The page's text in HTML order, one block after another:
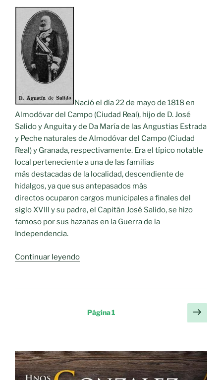
Nació el día 22 de mayo de 1818 en
Almodóvar del Campo (Ciudad Real), hijo de D. José
Salido y Anguita y de Da María de las Angustias Estrada
y Peche naturales de Almodóvar del Campo (Ciudad
Real) y Granada, respectivamente. Era el típico notable
local perteneciente a una de las familias
más destacadas de la localidad, descendiente de
hidalgos, ya que sus antepasados más
directos ocuparon cargos municipales a finales del
siglo XVIII y su padre, el Capitán José Salido, se hizo
famoso por sus hazañas en la Guerra de la
Independencia.
Continuar leyendo«D.
Y
(Propietario
escritor,
abogado
y
Página1